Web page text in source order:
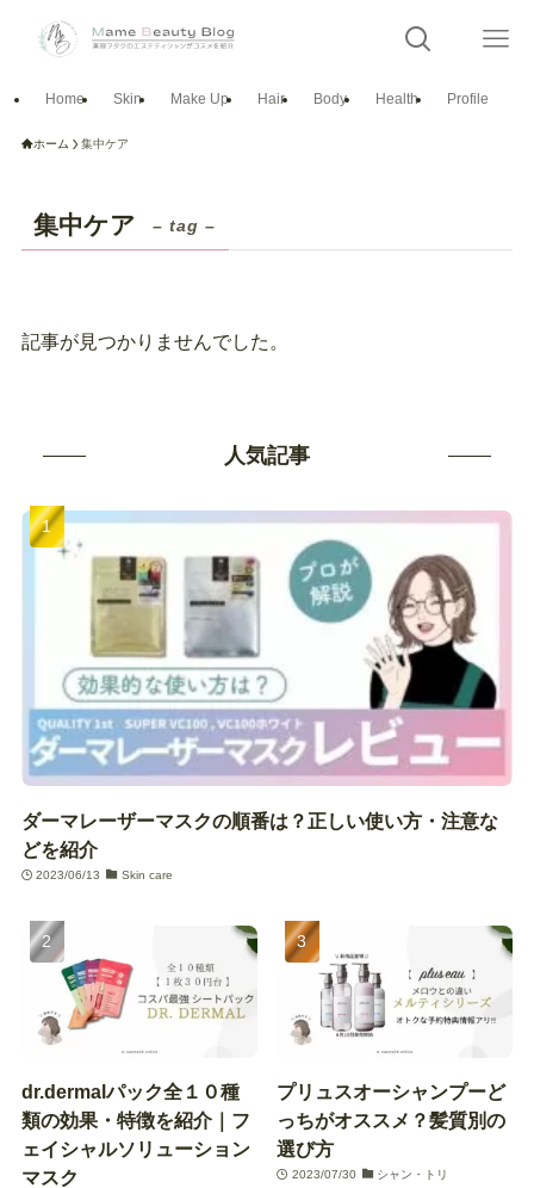
Home Skin Make Up Hair Body Health Profile
ホーム 集中ケア
集中ケア – tag –
記事が見つかりませんでした。
人気記事
ダーマレーザーマスクの順番は？正しい使い方・注意な
どを紹介
2023/06/13 Skin care
dr.dermalパック全１０種
類の効果・特徴を紹介｜フ
ェイシャルソリューション
マスク
プリュスオーシャンプーど
っちがオススメ？髪質別の
選び方
2023/07/30 シャン・トリ